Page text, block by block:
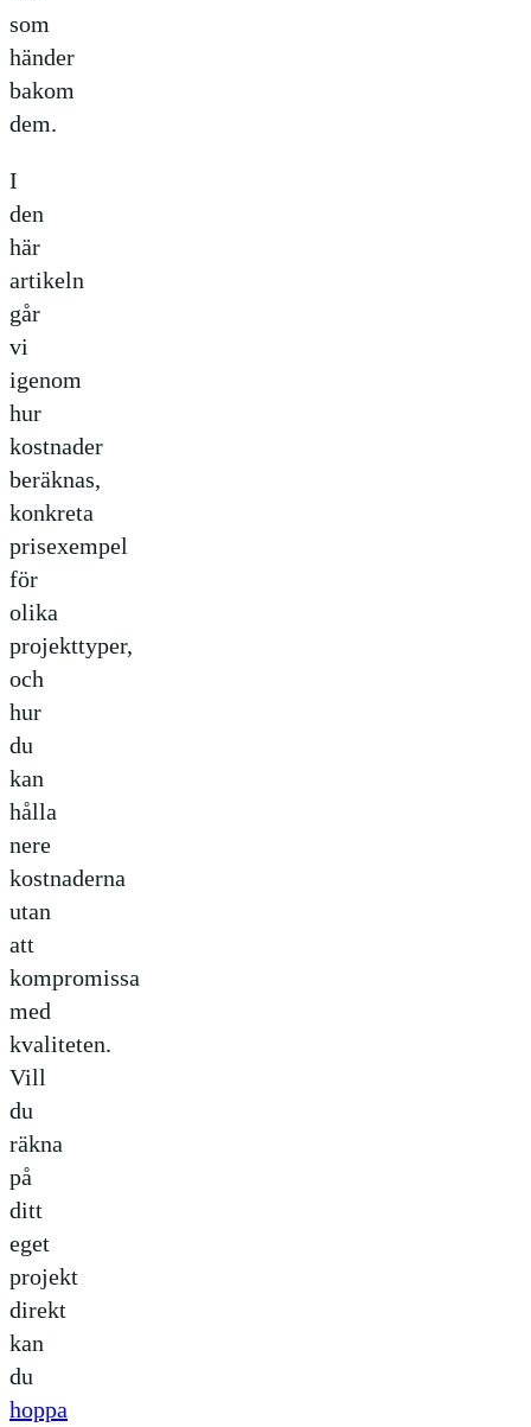
som
händer
bakom
dem.
I
den
här
artikeln
går
vi
igenom
hur
kostnader
beräknas,
konkreta
prisexempel
för
olika
projekttyper,
och
hur
du
kan
hålla
nere
kostnaderna
utan
att
kompromissa
med
kvaliteten.
Vill
du
räkna
på
ditt
eget
projekt
direkt
kan
du
hoppa